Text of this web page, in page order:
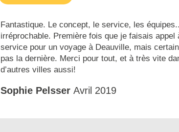
Fantastique. Le concept, le service, les
irréprochable. Première fois que je faisais appel
service pour un voyage à Deauville, mais
pas la dernière. Merci pour tout, et à très vite
d’autres villes aussi!
Sophie Pelsser Avril 2019